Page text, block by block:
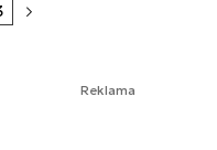
Reklama